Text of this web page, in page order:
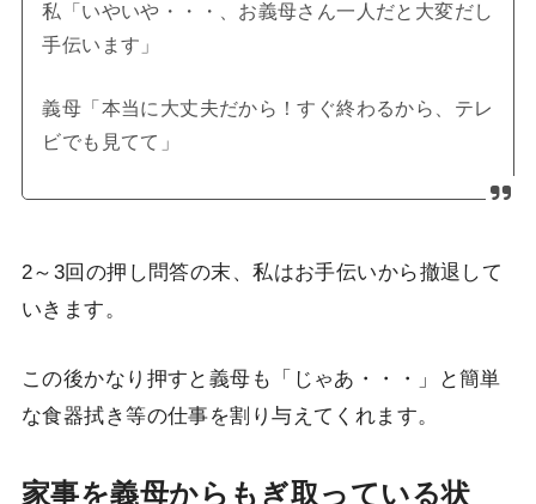
私「いやいや・・・、お義母さん一人だと大変だし
手伝います」
義母「本当に大丈夫だから！すぐ終わるから、テレ
ビでも見てて」
2～3回の押し問答の末、私はお手伝いから撤退して
いきます。
この後かなり押すと義母も「じゃあ・・・」と簡単
な食器拭き等の仕事を割り与えてくれます。
家事を義母からもぎ取っている状